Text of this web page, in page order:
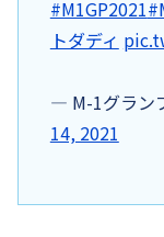
#M1GP2021
トダディ
— M-1グラン
14, 2021